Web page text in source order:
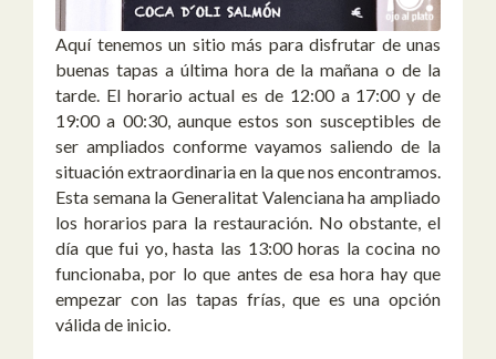
Aquí tenemos un sitio más para disfrutar de unas
buenas tapas a última hora de la mañana o de la
tarde. El horario actual es de 12:00 a 17:00 y de
19:00 a 00:30, aunque estos son susceptibles de
ser ampliados conforme vayamos saliendo de la
situación extraordinaria en la que nos encontramos.
Esta semana la Generalitat Valenciana ha ampliado
los horarios para la restauración. No obstante, el
día que fui yo, hasta las 13:00 horas la cocina no
funcionaba, por lo que antes de esa hora hay que
empezar con las tapas frías, que es una opción
válida de inicio.